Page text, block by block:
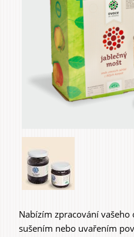
Do
Nabízím zpracování
sušením nebo uvařením